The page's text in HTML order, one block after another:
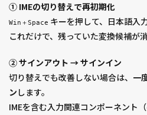
① IMEの切り替えで再初期化
Win＋Space キーを押して、日本語入
これだけで、残っていた変換候補が
② サインアウト → サインイン
切り替えでも改善しない場合は、 一
ン します。
IMEを含む入力関連コンポーネント